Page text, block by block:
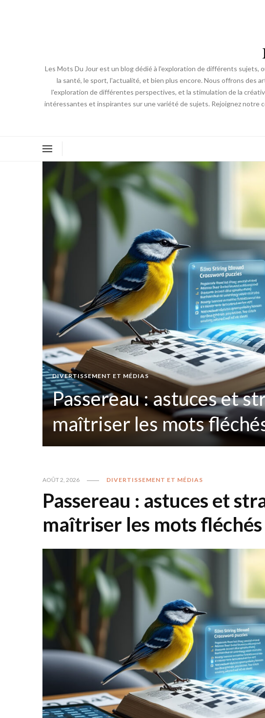
Les Mots Du Jour est un blog dédié à l'exploration de différents sujets,
la santé, le sport, l'actualité, et bien plus encore. Nous offrons des
l'exploration de différentes perspectives, et la stimulation de la
intéressantes et inspirantes sur une variété de sujets. Rejoignez notre
DIVERTISSEMENT ET MÉDIAS
Passereau : astuces et
maîtriser les mots
AOÛT 2, 2026 DIVERTISSEMENT ET MÉDIAS
Passereau : astuces et
maîtriser les mots